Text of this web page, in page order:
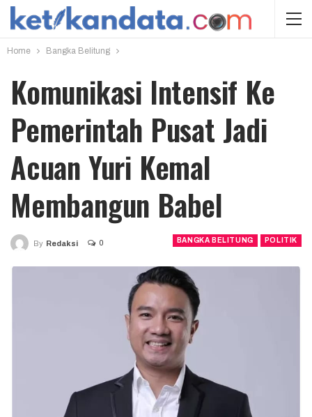
Home Bangka Belitung
Komunikasi Intensif Ke
Pemerintah Pusat Jadi
Acuan Yuri Kemal
Membangun Babel
BANGKA BELITUNG POLITIK
By Redaksi 0